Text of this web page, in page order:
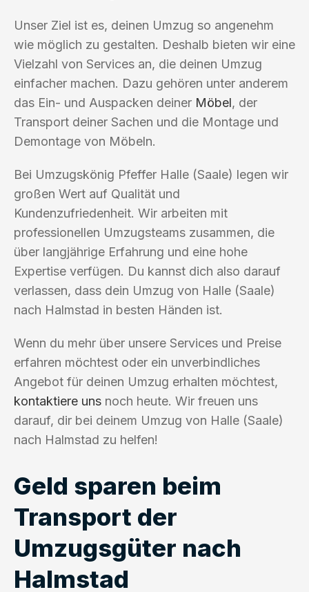
Unser Ziel ist es, deinen Umzug so angenehm
wie möglich zu gestalten. Deshalb bieten wir eine
Vielzahl von Services an, die deinen Umzug
einfacher machen. Dazu gehören unter anderem
das Ein- und Auspacken deiner Möbel, der
Transport deiner Sachen und die Montage und
Demontage von Möbeln.
Bei Umzugskönig Pfeffer Halle (Saale) legen wir
großen Wert auf Qualität und
Kundenzufriedenheit. Wir arbeiten mit
professionellen Umzugsteams zusammen, die
über langjährige Erfahrung und eine hohe
Expertise verfügen. Du kannst dich also darauf
verlassen, dass dein Umzug von Halle (Saale)
nach Halmstad in besten Händen ist.
Wenn du mehr über unsere Services und Preise
erfahren möchtest oder ein unverbindliches
Angebot für deinen Umzug erhalten möchtest,
kontaktiere uns noch heute. Wir freuen uns
darauf, dir bei deinem Umzug von Halle (Saale)
nach Halmstad zu helfen!
Geld sparen beim
Transport der
Umzugsgüter nach
Halmstad